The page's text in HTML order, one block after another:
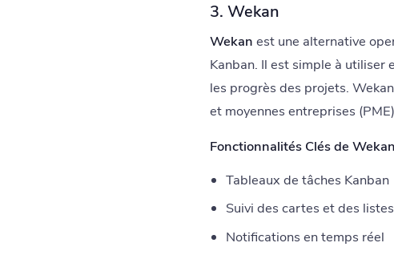
3. Wekan
Wekan est une alternative
Kanban. Il est simple à utiliser
les progrès des projets.
et moyennes entreprises
Fonctionnalités Clés de
Tableaux de tâches Kanban
Suivi des cartes et des listes
Notifications en temps réel